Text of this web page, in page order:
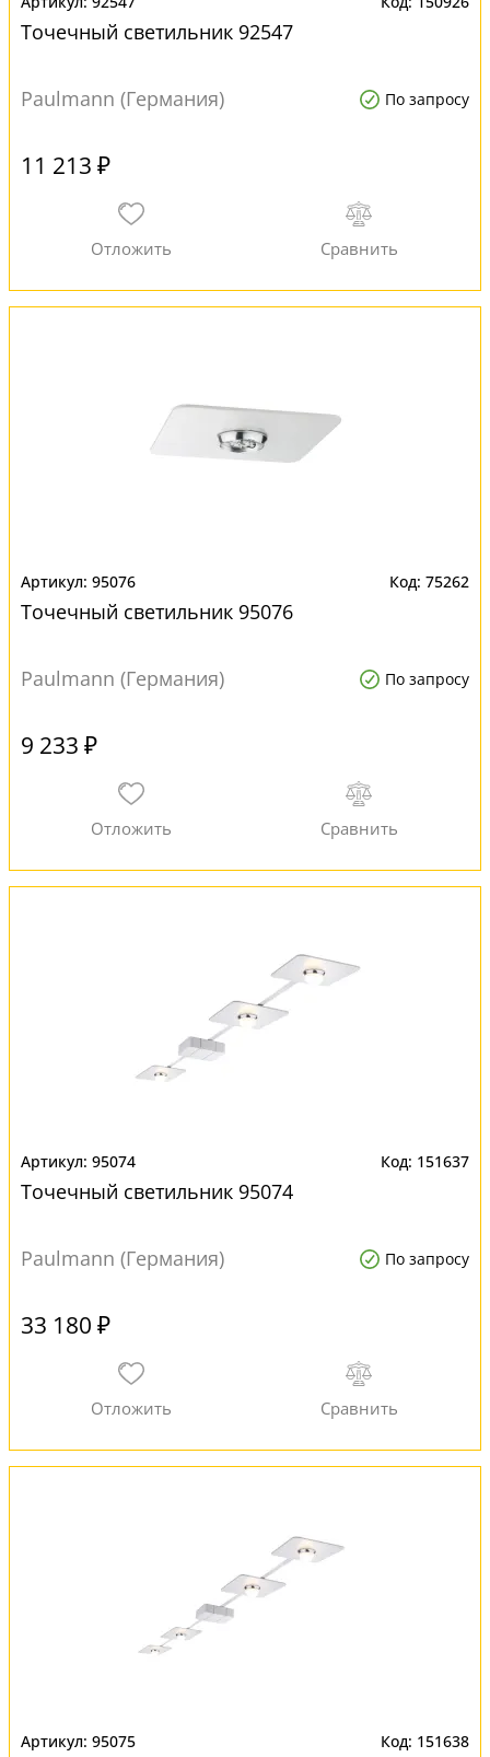
Точечный светильник 92547
Paulmann (Германия) По запросу
11 213 ₽
95076 75262
Точечный светильник 95076
Paulmann (Германия) По запросу
9 233 ₽
95074 151637
Точечный светильник 95074
Paulmann (Германия) По запросу
33 180 ₽
95075 151638